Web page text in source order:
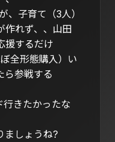
、子育て（3人）
作れず、、山田
援するだけ
全形態購入）い
ら参戦する
行きたかったな
ましょうね?